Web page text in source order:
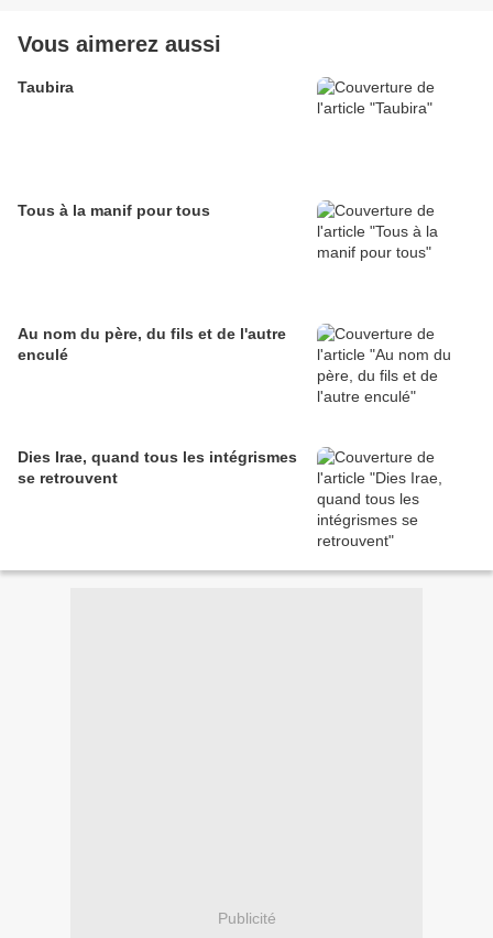
Vous aimerez aussi
Taubira
Tous à la manif pour tous
Au nom du père, du fils et de l'autre
enculé
Dies Irae, quand tous les intégrismes
se retrouvent
Publicité